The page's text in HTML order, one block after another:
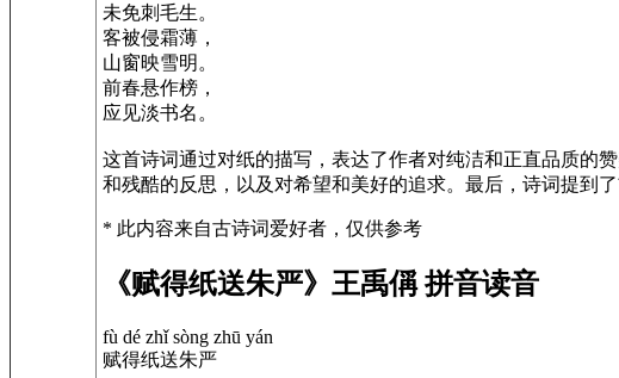
未免刺毛生。
客被侵霜薄，
山窗映雪明。
前春悬作榜，
应见淡书名。
这首诗词通过对纸的描写，表达了作者对纯洁和正直品质的
和残酷的反思，以及对希望和美好的追求。最后，诗词提到
* 此内容来自古诗词爱好者，仅供参考
《赋得纸送朱严》王禹偁 拼音读音
fù dé zhǐ sòng zhū yán
赋得纸送朱严